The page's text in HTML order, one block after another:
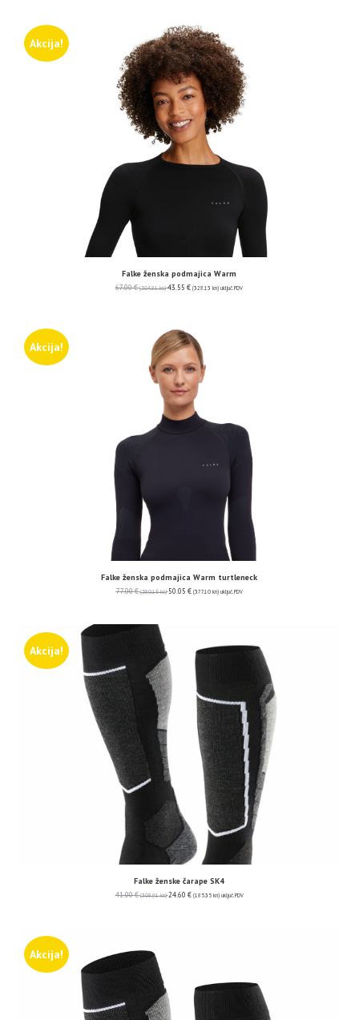
Akcija!
Falke ženska podmajica Warm
67.00€ (504.81 kn) 43.55 € (328.13 kn) uključ. PDV
Akcija!
Falke ženska podmajica Warm turtleneck
77.00€ (580.16 kn) 50.05 € (377.10 kn) uključ. PDV
Akcija!
Falke ženske čarape SK4
41.00€ (308.91 kn) 24.60 € (185.35 kn) uključ. PDV
Akcija!